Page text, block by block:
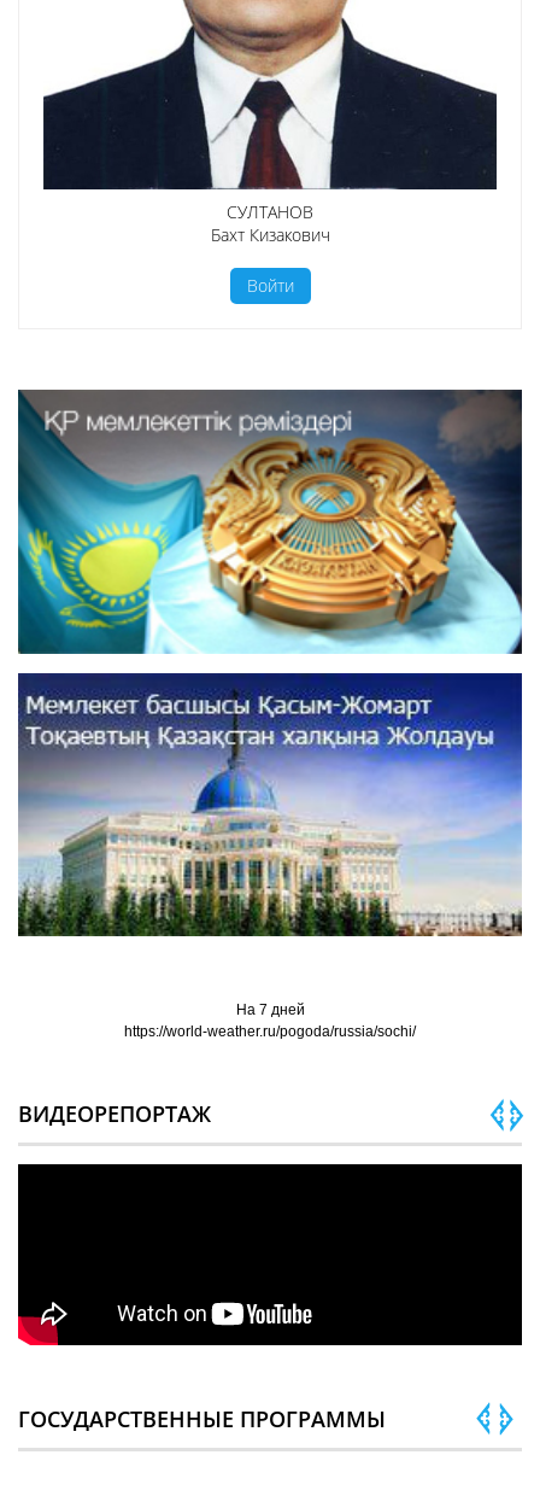
СУЛТАНОВ
Бахт Кизакович
Войти
На 7 дней
https://world-weather.ru/pogoda/russia/sochi/
ВИДЕОРЕПОРТАЖ
ГОСУДАРСТВЕННЫЕ ПРОГРАММЫ